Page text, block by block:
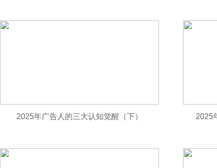
2025年广告人的三大认知觉醒（下） 2025